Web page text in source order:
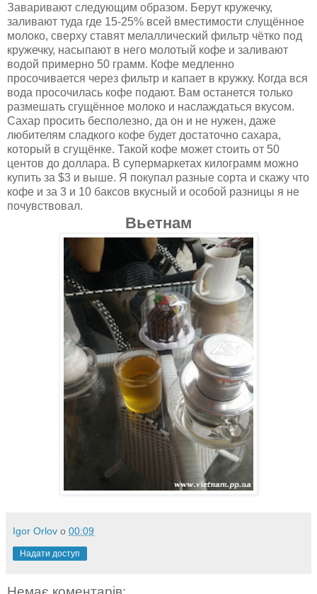
Заваривают следующим образом. Берут кружечку,
заливают туда где 15-25% всей вместимости слущённое
молоко, сверху ставят мелаллический фильтр чётко под
кружечку, насыпают в него молотый кофе и заливают
водой примерно 50 грамм. Кофе медленно
просочивается через фильтр и капает в кружку. Когда вся
вода просочилась кофе подают. Вам останется только
размешать сгущённое молоко и наслаждаться вкусом.
Сахар просить бесполезно, да он и не нужен, даже
любителям сладкого кофе будет достаточно сахара,
который в сгущёнке. Такой кофе может стоить от 50
центов до доллара. В супермаркетах килограмм можно
купить за $3 и выше. Я покупал разные сорта и скажу что
кофе и за 3 и 10 баксов вкусный и особой разницы я не
почувствовал.
Вьетнам
Igor Orlov о 00:09
Надати доступ